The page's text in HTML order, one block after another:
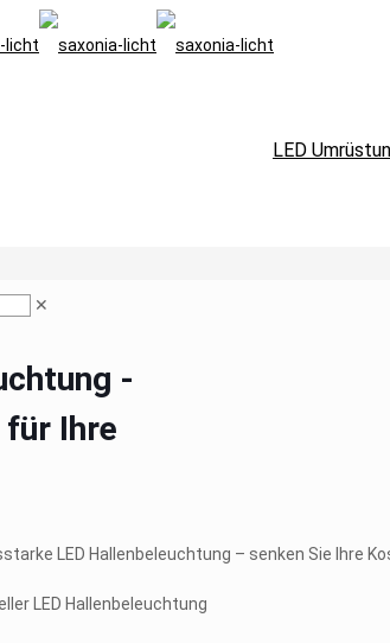
LED
✕
-
Ihre
LED Hallenbeleuchtung – senken Sie Ihre